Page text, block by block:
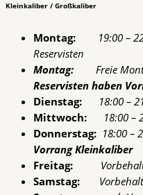
Kleinkaliber / Großkaliber
Montag: 19:00 –
Reservisten
Montag:
Freie
Reservisten haben
Dienstag:
18:00 –
Mittwoch:
18:00 –
Donnerstag: 18:00 –
Vorrang Kleinkaliber
Freitag:
Samstag: